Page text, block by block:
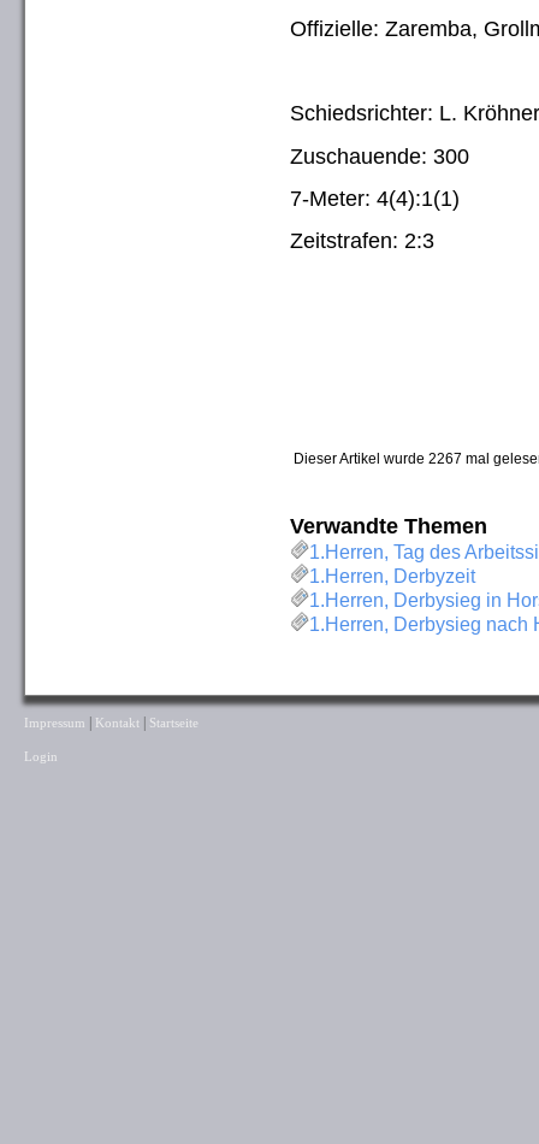
Offizielle: Zaremba,
Schiedsrichter: L.
Zuschauende: 300
7-Meter: 4(4):1(1)
Zeitstrafen: 2:3
Dieser Artikel wurde 2267 mal
Verwandte Themen
1.Herren, Tag des
1.Herren, Derbyzeit
1.Herren, Derbysieg in
1.Herren, Derbysieg nach
Impressum Kontakt Startseite
Login